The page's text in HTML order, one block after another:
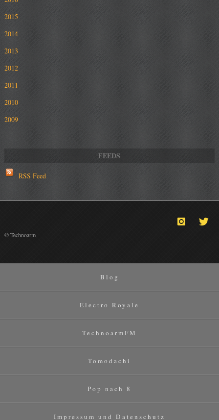
2015
2014
2013
2012
2011
2010
2009
RSS Feed
© Technoarm
Blog
Electro Royale
TechnoarmFM
Tomodachi
Pop nach 8
Impressum und Datenschutz